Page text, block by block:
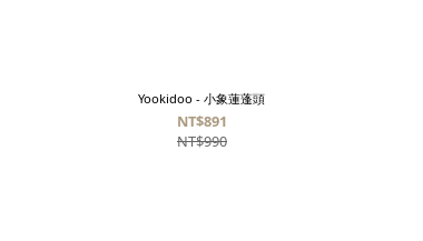
Yookidoo - 小象蓮蓬頭
NT$891
NT$990